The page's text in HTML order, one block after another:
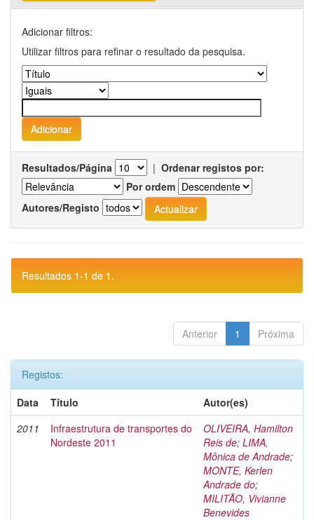
Adicionar filtros:
Utilizar filtros para refinar o resultado da pesquisa.
Resultados/Página | Ordenar registos por:
Por ordem
Autores/Registo
Resultados 1-1 de 1.
Anterior 1 Próxima
Registos:
Data
Título
Autor(es)
2011
Infraestrutura de transportes do
Nordeste 2011
OLIVEIRA, Hamilton
Reis de; LIMA,
Mônica de Andrade;
MONTE, Kerlen
Andrade do;
MILITÃO, Vivianne
Benevides